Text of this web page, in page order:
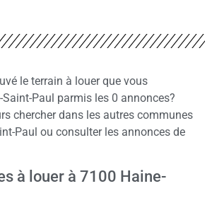
le terrain à louer que vous
Saint-Paul parmis les 0 annonces?
chercher dans les autres communes
Paul ou consulter les annonces de
à louer à 7100 Haine-